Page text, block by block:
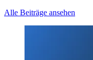
Alle Beiträge ansehen